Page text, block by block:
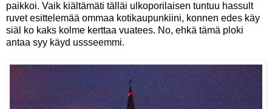
paikkoi. Vaik kiältämäti tälläi ulkoporilaisen tuntuu hassult
ruvet esittelemää ommaa kotikaupunkiini, konnen edes käy
siäl ko kaks kolme kerttaa vuatees. No, ehkä tämä ploki
antaa syy käyd ussseemmi.